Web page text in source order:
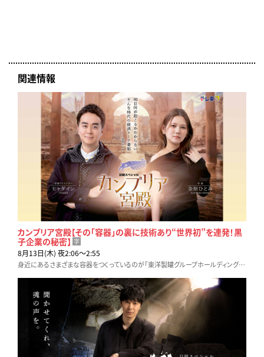
関連情報
カンブリア宮殿【その「容器」の裏に技術あり“世界初”を連発！黒
子企業の秘密】 字
8月13日(木) 夜2:06〜2:55
身近にあるさまざまな容器をつくっているのが「東洋製罐グループホールディングス」だ。知られざる“巨大黒子企業”、イノベーションを続ける秘密に迫る！